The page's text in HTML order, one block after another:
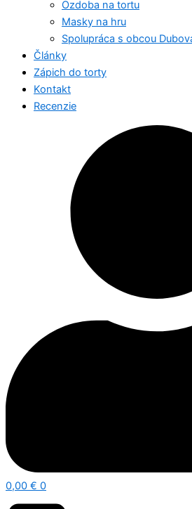
Ozdoba na tortu
Masky na hru
Spolupráca s obcou
Články
Zápich do torty
Kontakt
Recenzie
0,00 € 0